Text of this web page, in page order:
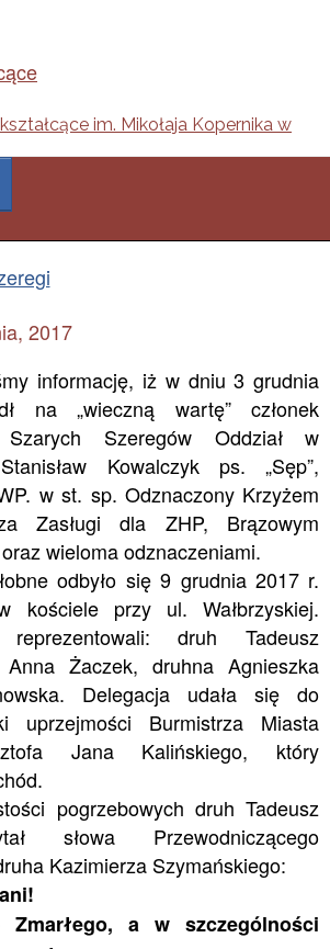
im. Mikołaja Kopernika w
2017
informację, iż w dniu 3 grudnia
na „wieczną wartę” członek
Szarych Szeregów Oddział w
Kowalczyk ps. „Sęp”,
w st. sp. Odznaczony Krzyżem
Zasługi dla ZHP, Brązowym
wieloma odznaczeniami.
odbyło się 9 grudnia 2017 r.
kościele przy ul. Wałbrzyskiej.
reprezentowali: druh Tadeusz
Żaczek, druhna Agnieszka
Delegacja udała się do
uprzejmości Burmistrza Miasta
Jana Kalińskiego, który
pogrzebowych druh Tadeusz
słowa Przewodniczącego
Kazimierza Szymańskiego:
Zmarłego, a w szczególności